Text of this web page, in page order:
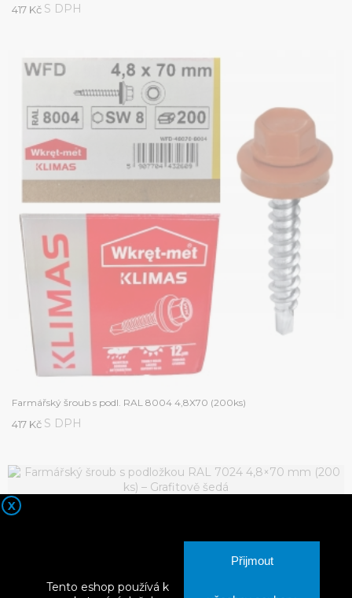
X
Tento eshop používá k
Přijmout
417 Kč S DPH
Farmářský šroub s podl. RAL 8004 4,8X70 (200ks)
417 Kč S DPH
Farmářský šroub s podl. RAL 7024 4,8X70 (200ks)